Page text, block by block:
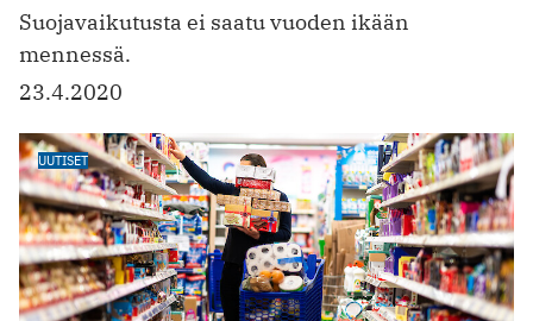
Suojavaikutusta ei saatu vuoden ikään
mennessä.
23.4.2020
UUTISET